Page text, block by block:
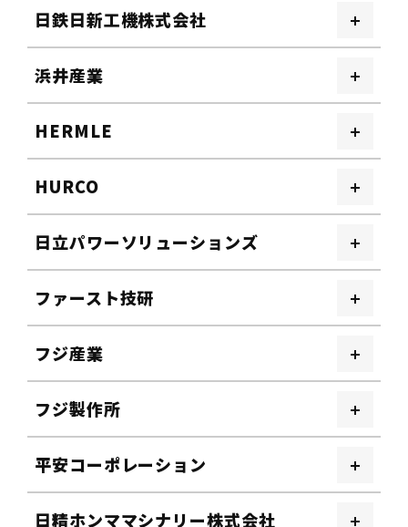
日鉄日新工機株式会社
浜井産業
HERMLE
HURCO
日立パワーソリューションズ
ファースト技研
フジ産業
フジ製作所
平安コーポレーション
日精ホンママシナリー株式会社